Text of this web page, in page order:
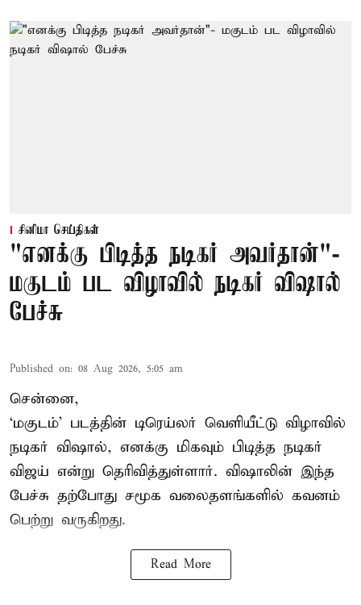
சினிமா செய்திகள்
"எனக்கு பிடித்த நடிகர் அவர்தான்"-
மகுடம் பட விழாவில் நடிகர் விஷால்
பேச்சு
Published on: 08 Aug 2026, 5:05 am
சென்னை,
‘மகுடம்’ படத்தின் டிரெய்லர் வெளியீட்டு விழாவில்
நடிகர் விஷால், எனக்கு மிகவும் பிடித்த நடிகர்
விஜய் என்று தெரிவித்துள்ளார். விஷாலின் இந்த
பேச்சு தற்போது சமூக வலைதளங்களில் கவனம்
பெற்று வருகிறது.
Read More